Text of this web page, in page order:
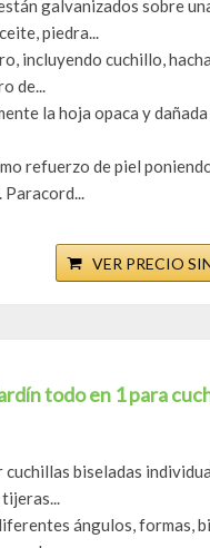
galvanizados sobre
piedra...
incluyendo cuchillo,
de...
la hoja opaca y
refuerzo de piel
Paracord...
VER PRECIO
todo en 1 para
biseladas
ángulos, formas,